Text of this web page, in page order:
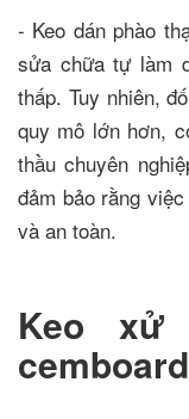
- Keo dán phào
sửa chữa tự làm
thấp. Tuy nhiên,
quy mô lớn hơn,
thầu chuyên
đảm bảo rằng
và an toàn.
Keo